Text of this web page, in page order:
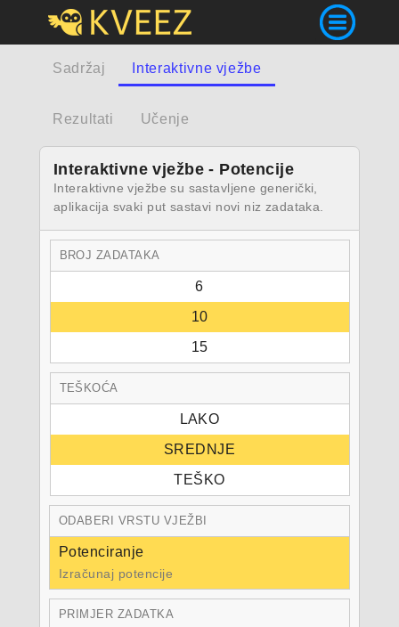
Sadržaj Interaktivne vježbe
Rezultati Učenje
Interaktivne vježbe - Potencije
Interaktivne vježbe su sastavljene generički,
aplikacija svaki put sastavi novi niz zadataka.
BROJ ZADATAKA
6
10
15
TEŠKOĆA
LAKO
SREDNJE
TEŠKO
ODABERI VRSTU VJEŽBI
Potenciranje
Izračunaj potencije
PRIMJER ZADATKA